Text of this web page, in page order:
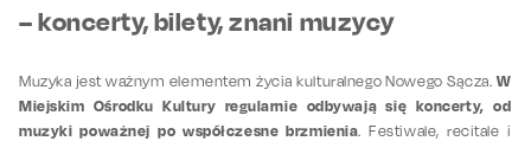
– koncerty, bilety, znani muzycy
Muzyka jest ważnym elementem życia kulturalnego Nowego Sącza.W
Miejskim Ośrodku Kultury regularnie odbywają się koncerty, od
muzyki poważnej po współczesne brzmienia. Festiwale, recitale i